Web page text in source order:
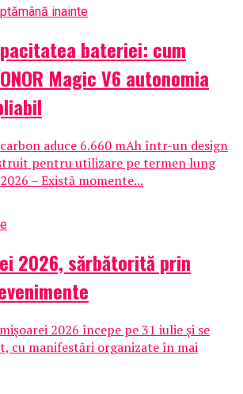
inainte
bateriei: cum
Magic V6 autonomia
aduce 6.660 mAh într-un design
pentru utilizare pe termen lung
– Există momente...
2026, sărbătorită prin
2026 începe pe 31 iulie și se
cu manifestări organizate în mai